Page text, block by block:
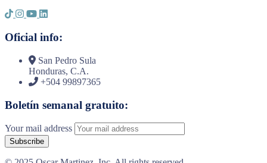
Oficial info:
San Pedro Sula
Honduras, C.A.
+504 99897365
Boletín semanal gratuito:
Your mail address